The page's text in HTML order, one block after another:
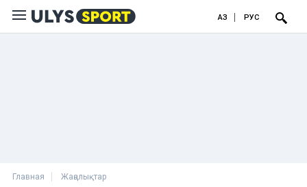
ҚАЗ РУС
Главная Жаңалықтар